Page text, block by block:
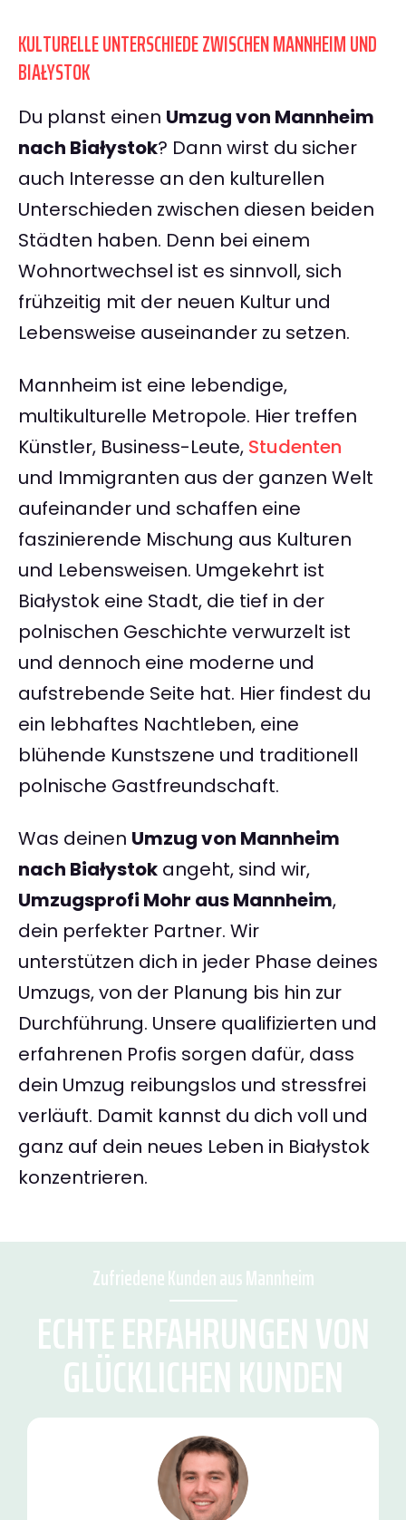
KULTURELLE UNTERSCHIEDE ZWISCHEN MANNHEIM UND
BIAŁYSTOK
Du planst einen Umzug von Mannheim
nach Białystok? Dann wirst du sicher
auch Interesse an den kulturellen
Unterschieden zwischen diesen beiden
Städten haben. Denn bei einem
Wohnortwechsel ist es sinnvoll, sich
frühzeitig mit der neuen Kultur und
Lebensweise auseinander zu setzen.
Mannheim ist eine lebendige,
multikulturelle Metropole. Hier treffen
Künstler, Business-Leute, Studenten
und Immigranten aus der ganzen Welt
aufeinander und schaffen eine
faszinierende Mischung aus Kulturen
und Lebensweisen. Umgekehrt ist
Białystok eine Stadt, die tief in der
polnischen Geschichte verwurzelt ist
und dennoch eine moderne und
aufstrebende Seite hat. Hier findest du
ein lebhaftes Nachtleben, eine
blühende Kunstszene und traditionell
polnische Gastfreundschaft.
Was deinen Umzug von Mannheim
nach Białystok angeht, sind wir,
Umzugsprofi Mohr aus Mannheim,
dein perfekter Partner. Wir
unterstützen dich in jeder Phase deines
Umzugs, von der Planung bis hin zur
Durchführung. Unsere qualifizierten und
erfahrenen Profis sorgen dafür, dass
dein Umzug reibungslos und stressfrei
verläuft. Damit kannst du dich voll und
ganz auf dein neues Leben in Białystok
konzentrieren.
Zufriedene Kunden aus Mannheim
ECHTE ERFAHRUNGEN VON
GLÜCKLICHEN KUNDEN